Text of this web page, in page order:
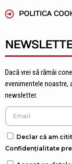
POLITICA
Dacă vrei să rămâi
evenimentele noastre,
newsletter.
Declar că am
Confidențialitate